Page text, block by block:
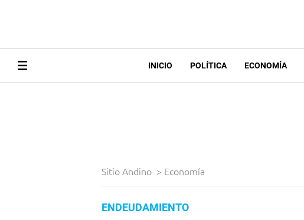
INICIO POLÍTICA ECONOMÍA
Sitio Andino > Economía
ENDEUDAMIENTO